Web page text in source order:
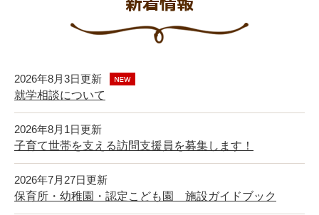
2026年8月3日更新
就学相談について
2026年8月1日更新
子育て世帯を支える訪問支援員を募集します！
2026年7月27日更新
保育所・幼稚園・認定こども園 施設ガイドブック